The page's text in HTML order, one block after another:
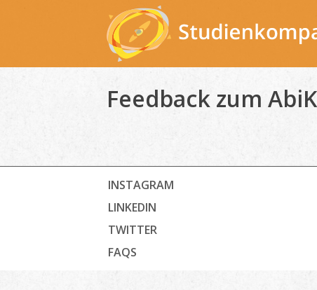
Feedback zum
INSTAGRAM
LINKEDIN
TWITTER
FAQS